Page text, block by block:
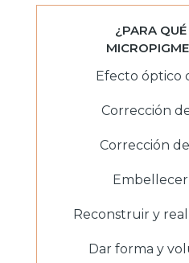
¿PARA
Efecto óptico
Corrección
Corrección
Reconstruir y
Dar forma y